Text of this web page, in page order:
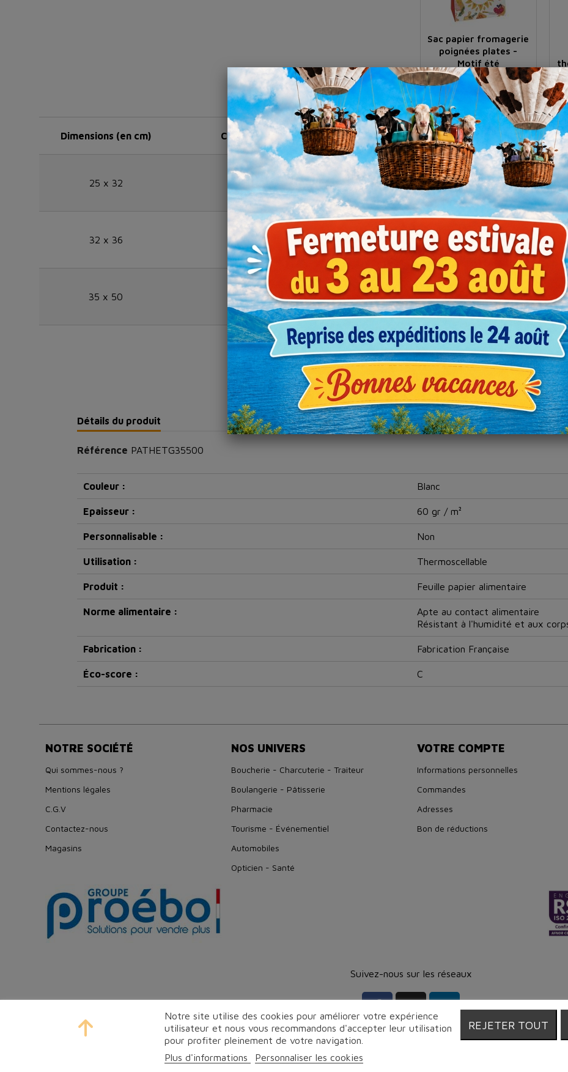
Sac papier fromagerie
poignées plates -
Motif été
Dimensions (en cm) Colis de Référence
Prix
(prix HT)
25 x 32 10 kg PATHETG25320
45,50 €
32 x 36 10 kg PATHETG32360
45,50 €
35 x 50 10 kg PATHETG35500
45,50 €
Détails du produit
Référence PATHETG35500
Couleur : Blanc
Epaisseur : 60 gr / m²
Personnalisable : Non
Utilisation : Thermoscellable
Produit : Feuille papier alimentaire
Norme alimentaire :
Apte au contact alimentaire
Résistant à l'humidité et aux
Fabrication : Fabrication Française
Éco-score : C
NOTRE SOCIÉTÉ
Qui sommes-nous ?
Mentions légales
C.G.V
Contactez-nous
Magasins
NOS UNIVERS
Boucherie - Charcuterie - Traiteur
Boulangerie - Pâtisserie
Pharmacie
Tourisme - Événementiel
Automobiles
Opticien - Santé
VOTRE COMPTE
Informations personnelles
Commandes
Adresses
Bon de réductions
Notre site utilise des cookies pour améliorer votre expérience
utilisateur et nous vous recommandons d'accepter leur utilisation
pour profiter pleinement de votre navigation.
Plus d'informations
Personnaliser les cookies
REJETER TOUT
Suivez-nous sur les réseaux
© Proebo - Fromagerie by Lesmayoux - 2026 | Tous droits réservés